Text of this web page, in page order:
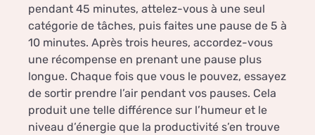
pendant 45 minutes, attelez-vous à une seul
catégorie de tâches, puis faites une pause de 5 à
10 minutes. Après trois heures, accordez-vous
une récompense en prenant une pause plus
longue. Chaque fois que vous le pouvez, essayez
de sortir prendre l’air pendant vos pauses. Cela
produit une telle différence sur l’humeur et le
niveau d’énergie que la productivité s’en trouve